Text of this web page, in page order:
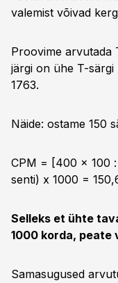
valemist võivad
Proovime arvutada
järgi on ühe T-
1763.
Näide: ostame 150
CPM = [400 x 100
senti) x 1000 =
Selleks et ühte
1000 korda, peate
Samasugused